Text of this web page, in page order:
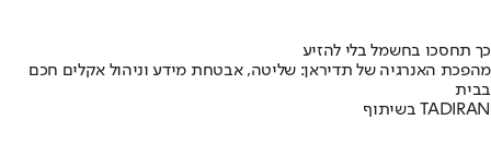
כך תחסכו בחשמל בלי להזיע
מהפכת האנרגיה של תדיראן: שליטה, אבטחת מידע וניהול אקלים חכם
בבית
בשיתוף TADIRAN